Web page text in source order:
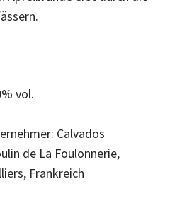
vol.
Calvados
de La Foulonnerie,
Frankreich